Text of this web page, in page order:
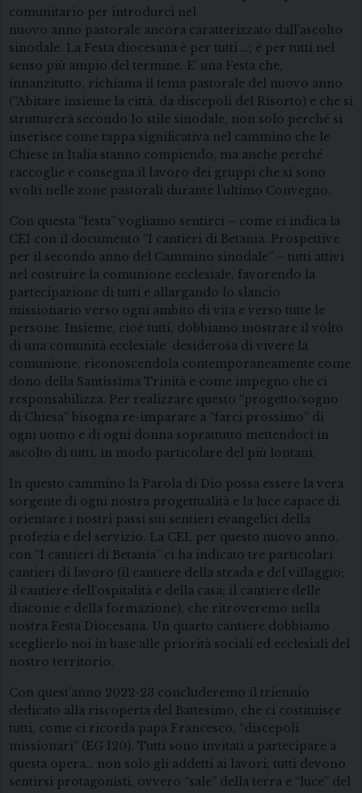
comunitario per introdurci nel
nuovo anno pastorale ancora caratterizzato dall’ascolto
sinodale. La Festa diocesana è per tutti …; è per tutti nel
senso più ampio del termine. E’ una Festa che,
innanzitutto, richiama il tema pastorale del nuovo anno
(“Abitare insieme la città, da discepoli del Risorto) e che si
strutturerà secondo lo stile sinodale, non solo perché si
inserisce come tappa significativa nel cammino che le
Chiese in Italia stanno compiendo, ma anche perché
raccoglie e consegna il lavoro dei gruppi che si sono
svolti nelle zone pastorali durante l’ultimo Convegno.
Con questa “festa” vogliamo sentirci – come ci indica la
CEI con il documento “I cantieri di Betania. Prospettive
per il secondo anno del Cammino sinodale” – tutti attivi
nel costruire la comunione ecclesiale, favorendo la
partecipazione di tutti e allargando lo slancio
missionario verso ogni ambito di vita e verso tutte le
persone. Insieme, cioè tutti, dobbiamo mostrare il volto
di una comunità ecclesiale desiderosa di vivere la
comunione, riconoscendola contemporaneamente come
dono della Santissima Trinità e come impegno che ci
responsabilizza. Per realizzare questo “progetto/sogno
di Chiesa” bisogna re-imparare a “farci prossimo” di
ogni uomo e di ogni donna soprattutto mettendoci in
ascolto di tutti, in modo particolare del più lontani.
In questo cammino la Parola di Dio possa essere la vera
sorgente di ogni nostra progettualità e la luce capace di
orientare i nostri passi sui sentieri evangelici della
profezia e del servizio. La CEI, per questo nuovo anno,
con “I cantieri di Betania” ci ha indicato tre particolari
cantieri di lavoro (il cantiere della strada e del villaggio;
il cantiere dell’ospitalità e della casa; il cantiere delle
diaconie e della formazione), che ritroveremo nella
nostra Festa Diocesana. Un quarto cantiere dobbiamo
sceglierlo noi in base alle priorità sociali ed ecclesiali del
nostro territorio.
Con quest’anno 2022-23 concluderemo il triennio
dedicato alla riscoperta del Battesimo, che ci costituisce
tutti, come ci ricorda papa Francesco, “discepoli
missionari” (EG 120). Tutti sono invitati a partecipare a
questa opera… non solo gli addetti ai lavori; tutti devono
sentirsi protagonisti, ovvero “sale” della terra e “luce” del